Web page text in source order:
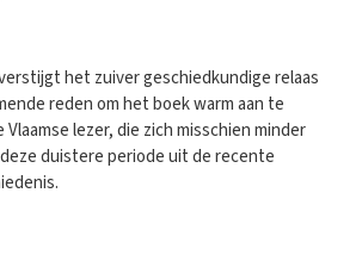
het zuiver geschiedkundige relaas
reden om het boek warm aan te
Vlaamse lezer, die zich misschien minder
duistere periode uit de recente